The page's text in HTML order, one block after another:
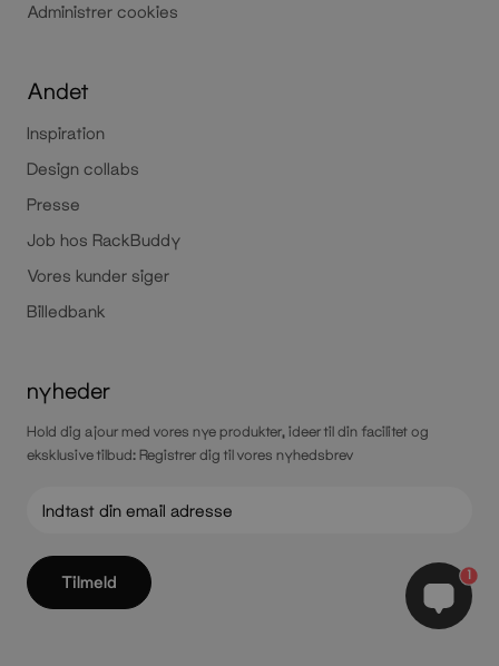
Administrer cookies
Andet
Inspiration
Design collabs
Presse
Job hos RackBuddy
Vores kunder siger
Billedbank
nyheder
Hold dig ajour med vores nye produkter, ideer til din facilitet og
eksklusive tilbud: Registrer dig til vores nyhedsbrev
Tilmeld 1